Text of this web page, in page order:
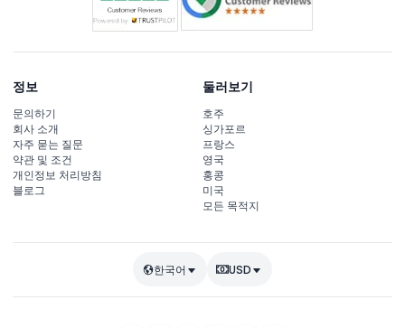
정보
문의하기
회사 소개
자주 묻는 질문
약관 및 조건
개인정보 처리방침
블로그
둘러보기
호주
싱가포르
프랑스
영국
홍콩
미국
모든 목적지
한국어 USD